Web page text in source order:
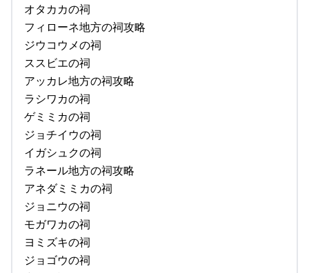
オタカカの祠
フィローネ地方の祠攻略
ジウコウメの祠
ススビエの祠
アッカレ地方の祠攻略
ラシワカの祠
ゲミミカの祠
ジョチイウの祠
イガシュクの祠
ラネール地方の祠攻略
アネダミミカの祠
ジョニウの祠
モガワカの祠
ヨミズキの祠
ジョゴウの祠